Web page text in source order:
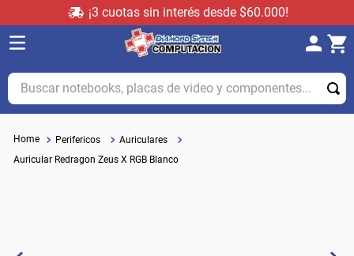
¡3 cuotas sin interés desde $60.000!
Buscar notebooks, placas de video y componentes...
Perifericos
Auriculares
Auricular Redragon Zeus X RGB Blanco